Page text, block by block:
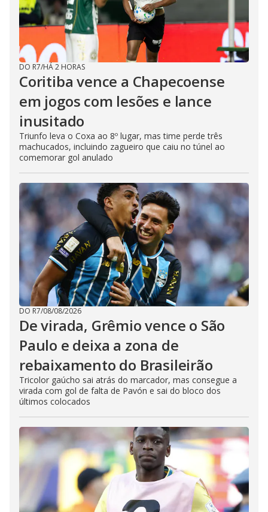
DO R7/HÁ 2 HORAS
Coritiba vence a Chapecoense
em jogos com lesões e lance
inusitado
Triunfo leva o Coxa ao 8º lugar, mas time perde três
machucados, incluindo zagueiro que caiu no túnel ao
comemorar gol anulado
DO R7/08/08/2026
De virada, Grêmio vence o São
Paulo e deixa a zona de
rebaixamento do Brasileirão
Tricolor gaúcho sai atrás do marcador, mas consegue a
virada com gol de falta de Pavón e sai do bloco dos
últimos colocados